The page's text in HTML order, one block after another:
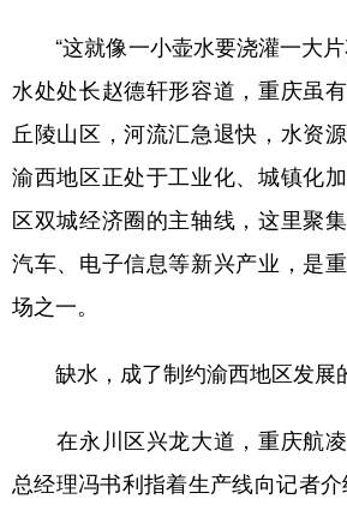
“这就像一小壶水要浇灌一大片
水处处长赵德轩形容道，重庆虽
丘陵山区，河流汇急退快，水资
渝西地区正处于工业化、城镇化
区双城经济圈的主轴线，这里聚
汽车、电子信息等新兴产业，是
场之一。
缺水，成了制约渝西地区发展
在永川区兴龙大道，重庆航凌
总经理冯书利指着生产线向记者